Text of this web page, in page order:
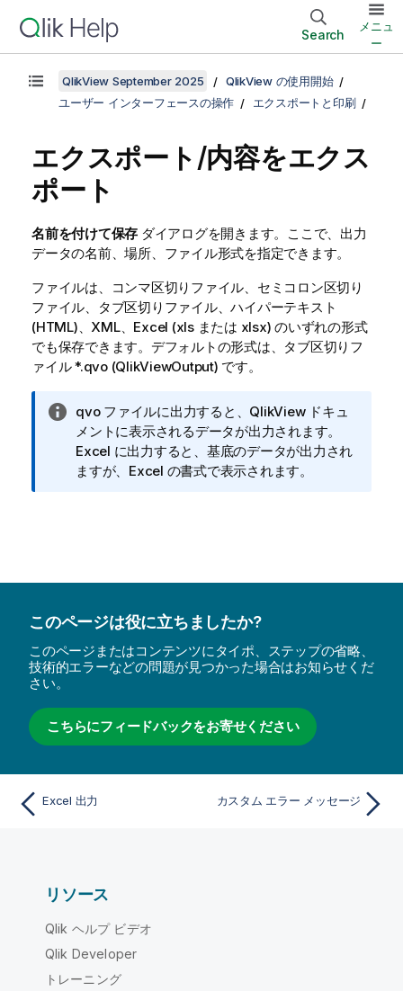
Search
メニュ
ー
QlikView September 2025
QlikView の使用開始
ユーザー インターフェースの操作
エクスポートと印刷
エクスポート/内容をエクス
ポート
名前を付けて保存 ダイアログを開きます。ここで、出力
データの名前、場所、ファイル形式を指定できます。
ファイルは、コンマ区切りファイル、セミコロン区切り
ファイル、タブ区切りファイル、ハイパーテキスト
(HTML)、XML、Excel (xls または xlsx) のいずれの形式
でも保存できます。デフォルトの形式は、タブ区切りフ
ァイル *.qvo (QlikViewOutput) です。
情
報
メ
モ
qvo ファイルに出力すると、QlikView ドキュ
メントに表示されるデータが出力されます。
Excel に出力すると、基底のデータが出力され
ますが、Excel の書式で表示されます。
このページは役に立ちましたか?
このページまたはコンテンツにタイポ、ステップの省略、
技術的エラーなどの問題が見つかった場合はお知らせくだ
さい。
こちらにフィードバックをお寄せください
Excel 出力 カスタム エラー メッセージ
リソース
Qlik ヘルプ ビデオ
Qlik Developer
トレーニング